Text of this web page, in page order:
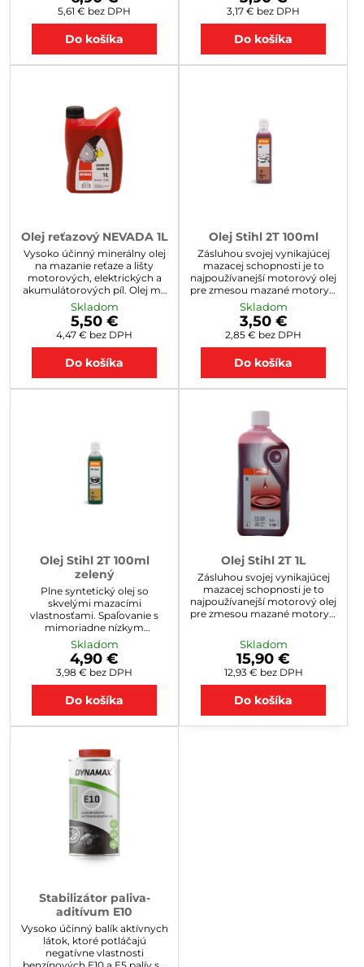
5,61 € bez DPH
Do košíka
3,17 € bez DPH
Do košíka
Olej reťazový NEVADA 1L
Vysoko účinný minerálny olej
na mazanie reťaze a lišty
motorových, elektrických a
akumulátorových píl. Olej má
strednú viskozitu, a preto si
zachováva optimálnu
tekutosť aj pri celoročnom
používaní
Skladom
5,50 €
4,47 € bez DPH
Do košíka
Olej Stihl 2T 100ml
Zásluhou svojej vynikajúcej
mazacej schopnosti je to
najpoužívanejší motorový olej
pre zmesou mazané motory v
ručnom motorovom náradí v
Európe. Tento motorový olej
na báze minerálneho oleja sa k
palivu do benzínových
motorov primiešava v
pomere 1:50. Cena za 1liter-
Skladom
3,50 €
2,85 € bez DPH
Do košíka
Olej Stihl 2T 100ml
zelený
Plne syntetický olej so
skvelými mazacími
vlastnosťami. Spaľovanie s
mimoriadne nízkym
podielom spalín vďaka
aditívam neobsahujúcim
popol. Vhodný pre trvalé
použitie pri najvyšších
požiadavkách na motor.
Výkonová trieda: JASO-FB.
Skladom
4,90 €
3,98 € bez DPH
Do košíka
Olej Stihl 2T 1L
Zásluhou svojej vynikajúcej
mazacej schopnosti je to
najpoužívanejší motorový olej
pre zmesou mazané motory v
Európe. Tento motorový olej
na báze minerálneho oleja sa k
palivu do benzínových
motorov primiešava v
pomere 1:50.
Skladom
15,90 €
12,93 € bez DPH
Do košíka
Stabilizátor paliva-
aditívum E10
Vysoko účinný balík aktívnych
látok, ktoré potláčajú
negatívne vlastnosti